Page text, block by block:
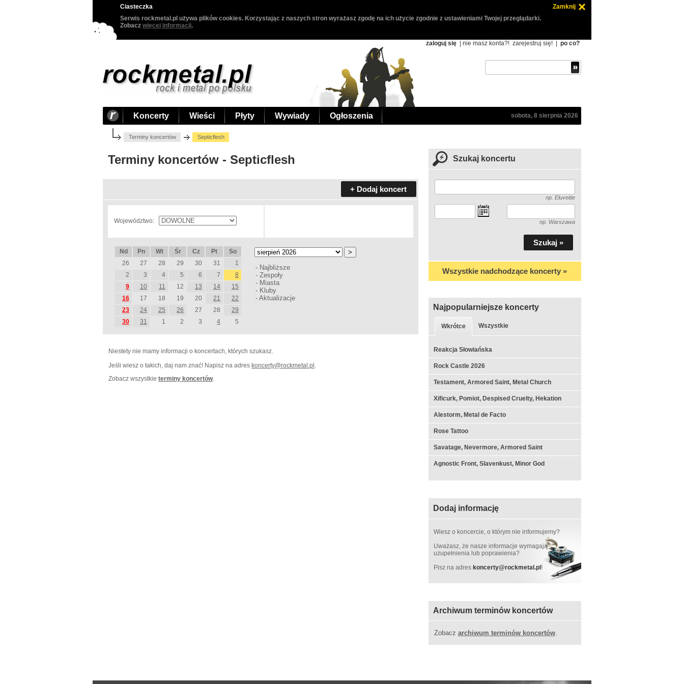
Ciasteczka
Zamknij
Serwis rockmetal.pl używa plików cookies. Korzystając z naszych stron wyrażasz zgodę na ich użycie zgodnie z ustawieniami Twojej przeglądarki.
Zobacz więcej informacji.
zaloguj się | nie masz konta?! zarejestruj się! po co?
Koncerty Wieści Płyty Wywiady Ogłoszenia sobota, 8 sierpnia 2026
Terminy koncertów Septicflesh
Terminy koncertów - Septicflesh
+ Dodaj koncert
Województwo:
Nd Pn Wt Śr Cz Pt
So
26
27 28 29 30 31
1
2
3 4 5 6 7
8
9
10 11 12 13 14
15
16
17 18 19 20 21
22
23
24 25 26 27 28
29
30
31 1 2 3 4 5
- Najbliższe
- Zespoły
- Miasta
- Kluby
- Aktualizacje
Niestety nie mamy informacji o koncertach, których szukasz.
Jeśli wiesz o takich, daj nam znać! Napisz na adres koncerty@rockmetal.pl .
Zobacz wszystkie terminy koncertów.
Szukaj koncertu
np. Eluveitie
np. Warszawa
Wszystkie nadchodzące koncerty »
Najpopularniejsze koncerty
Wkrótce Wszystkie
Reakcja Słowiańska
Rock Castle 2026
Testament, Armored Saint, Metal Church
Xificurk, Pomiot, Despised Cruelty, Hekation
Alestorm, Metal de Facto
Rose Tattoo
Savatage, Nevermore, Armored Saint
Agnostic Front, Slavenkust, Minor God
Dodaj informację
Wiesz o koncercie, o którym nie informujemy?
Uważasz, że nasze informacje wymagają
uzupełnienia lub poprawienia?
Pisz na adres koncerty@rockmetal.pl!
Archiwum terminów koncertów
Zobacz archiwum terminów koncertów.